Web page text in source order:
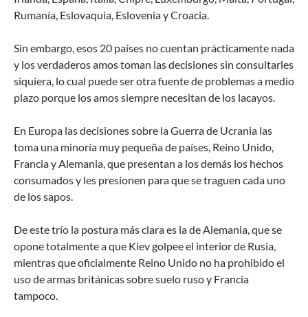
Rumanía, Eslovaquia, Eslovenia y Croacia.
Sin embargo, esos 20 países no cuentan prácticamente nada
y los verdaderos amos toman las decisiones sin consultarles
siquiera, lo cual puede ser otra fuente de problemas a medio
plazo porque los amos siempre necesitan de los lacayos.
En Europa las decisiones sobre la Guerra de Ucrania las
toma una minoría muy pequeña de países, Reino Unido,
Francia y Alemania, que presentan a los demás los hechos
consumados y les presionen para que se traguen cada uno
de los sapos.
De este trío la postura más clara es la de Alemania, que se
opone totalmente a que Kiev golpee el interior de Rusia,
mientras que oficialmente Reino Unido no ha prohibido el
uso de armas británicas sobre suelo ruso y Francia
tampoco.